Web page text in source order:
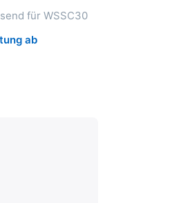
für WSSC30
ab